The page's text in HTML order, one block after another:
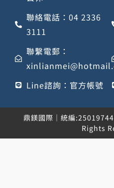
聯絡電話：04 2336
3111
聯繫電郵：
Line諮詢：官方帳號
鼎鎂國際｜統編
Rights